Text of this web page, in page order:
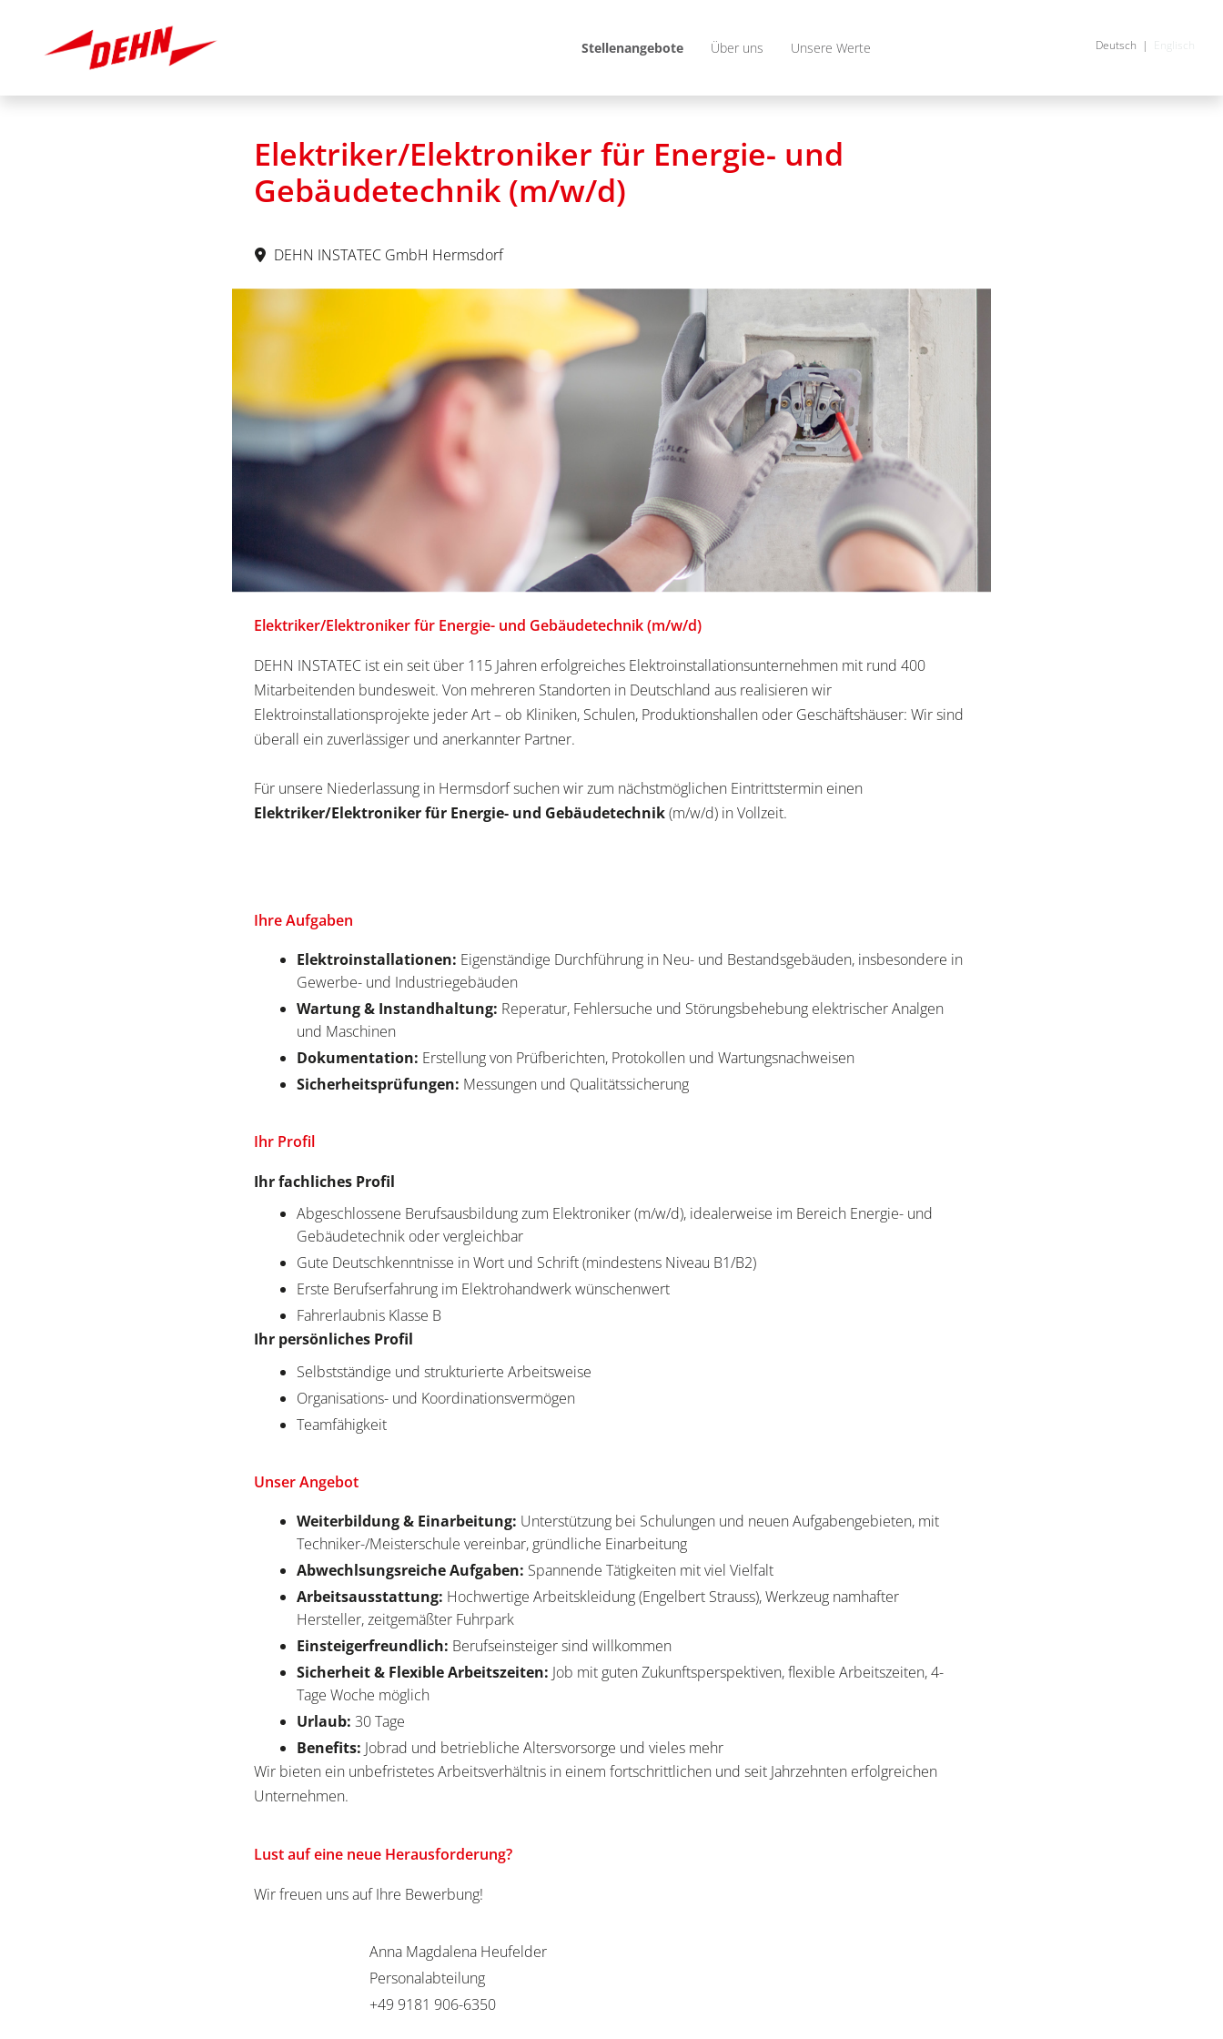
Deutsch Englisch
Stellenangebote Über uns Unsere Werte
Elektriker/Elektroniker für Energie- und
Gebäudetechnik (m/w/d)
DEHN INSTATEC GmbH Hermsdorf
Elektriker/Elektroniker für Energie- und Gebäudetechnik (m/w/d)
DEHN INSTATEC ist ein seit über 115 Jahren erfolgreiches Elektroinstallationsunternehmen mit rund 400
Mitarbeitenden bundesweit. Von mehreren Standorten in Deutschland aus realisieren wir
Elektroinstallationsprojekte jeder Art – ob Kliniken, Schulen, Produktionshallen oder Geschäftshäuser: Wir sind
überall ein zuverlässiger und anerkannter Partner.
Für unsere Niederlassung in Hermsdorf suchen wir zum nächstmöglichen Eintrittstermin einen
Elektriker/Elektroniker für Energie- und Gebäudetechnik(m/w/d) in Vollzeit.
Ihre Aufgaben
Elektroinstallationen: Eigenständige Durchführung in Neu- und Bestandsgebäuden, insbesondere in
Gewerbe- und Industriegebäuden
Wartung & Instandhaltung: Reperatur, Fehlersuche und Störungsbehebung elektrischer Analgen
und Maschinen
Dokumentation: Erstellung von Prüfberichten, Protokollen und Wartungsnachweisen
Sicherheitsprüfungen: Messungen und Qualitätssicherung
Ihr Profil
Ihr fachliches Profil
Abgeschlossene Berufsausbildung zum Elektroniker (m/w/d), idealerweise im Bereich Energie- und
Gebäudetechnik oder vergleichbar
Gute Deutschkenntnisse in Wort und Schrift (mindestens Niveau B1/B2)
Erste Berufserfahrung im Elektrohandwerk wünschenwert
Fahrerlaubnis Klasse B
Ihr persönliches Profil
Selbstständige und strukturierte Arbeitsweise
Organisations- und Koordinationsvermögen
Teamfähigkeit
Unser Angebot
Weiterbildung & Einarbeitung: Unterstützung bei Schulungen und neuen Aufgabengebieten, mit
Techniker-/Meisterschule vereinbar, gründliche Einarbeitung
Abwechlsungsreiche Aufgaben: Spannende Tätigkeiten mit viel Vielfalt
Arbeitsausstattung: Hochwertige Arbeitskleidung (Engelbert Strauss), Werkzeug namhafter
Hersteller, zeitgemäßter Fuhrpark
Einsteigerfreundlich: Berufseinsteiger sind willkommen
Sicherheit & Flexible Arbeitszeiten: Job mit guten Zukunftsperspektiven, flexible Arbeitszeiten, 4-
Tage Woche möglich
Urlaub: 30 Tage
Benefits: Jobrad und betriebliche Altersvorsorge und vieles mehr
Wir bieten ein unbefristetes Arbeitsverhältnis in einem fortschrittlichen und seit Jahrzehnten erfolgreichen
Unternehmen.
Lust auf eine neue Herausforderung?
Wir freuen uns auf Ihre Bewerbung!
Anna Magdalena Heufelder
Personalabteilung
+49 9181 906-6350